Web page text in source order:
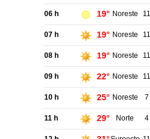
06 h 19° Noreste
07 h 19° Noreste
08 h 19° Noreste
09 h 22° Noreste
10 h 25° Noreste 7
11 h 29° Norte 4